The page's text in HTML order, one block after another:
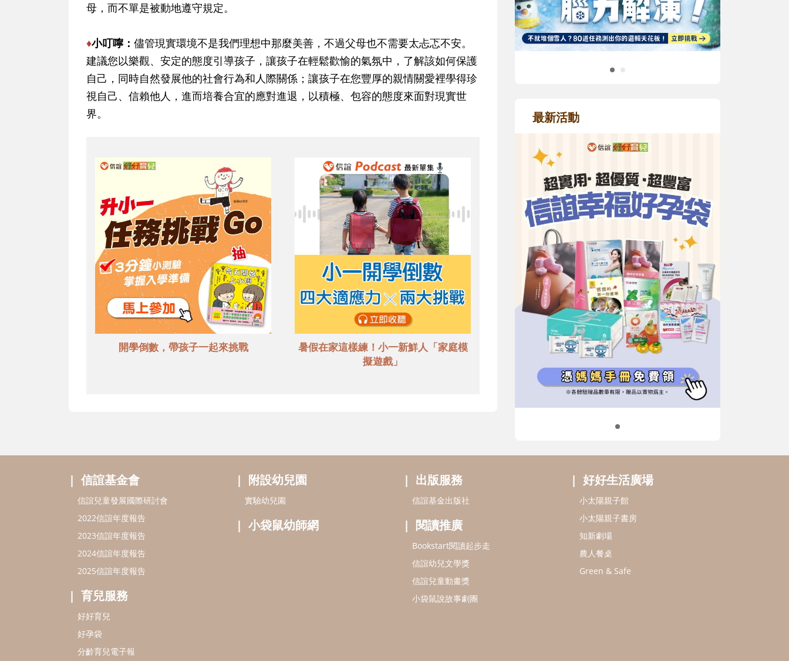
母，而不單是被動地遵守規定。
♦小叮嚀： 儘管現實環境不是我們理想中那麼美善，不過父母也不需要太忐忑不安。
建議您以樂觀、安定的態度引導孩子，讓孩子在輕鬆歡愉的氣氛中，了解該如何保護
自己，同時自然發展他的社會行為和人際關係；讓孩子在您豐厚的親情關愛裡學得珍
視自己、信賴他人，進而培養合宜的應對進退，以積極、包容的態度來面對現實世
界。
開學倒數，帶孩子一起來挑戰
暑假在家這樣練！小一新鮮人「家庭模
擬遊戲」
最新活動
信誼基金會
信誼兒童發展國際研討會
2022信誼年度報告
2023信誼年度報告
2024信誼年度報告
2025信誼年度報告
育兒服務
好好育兒
好孕袋
分齡育兒電子報
附設幼兒園
實驗幼兒園
小袋鼠幼師網
出版服務
信誼基金出版社
閱讀推廣
Bookstart閱讀起步走
信誼幼兒文學獎
信誼兒童動畫獎
小袋鼠說故事劇團
好好生活廣場
小太陽親子館
小太陽親子書房
知新劇場
農人餐桌
Green & Safe